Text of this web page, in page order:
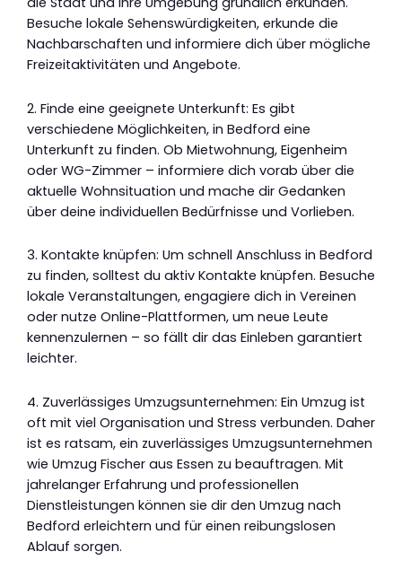
Besuche lokale Sehenswürdigkeiten, erkunde die
Nachbarschaften und informiere dich über mögliche
Freizeitaktivitäten und Angebote.
2. Finde eine geeignete Unterkunft: Es gibt
verschiedene Möglichkeiten, in Bedford eine
Unterkunft zu finden. Ob Mietwohnung, Eigenheim
oder WG-Zimmer – informiere dich vorab über die
aktuelle Wohnsituation und mache dir Gedanken
über deine individuellen Bedürfnisse und Vorlieben.
3. Kontakte knüpfen: Um schnell Anschluss in Bedford
zu finden, solltest du aktiv Kontakte knüpfen. Besuche
lokale Veranstaltungen, engagiere dich in Vereinen
oder nutze Online-Plattformen, um neue Leute
kennenzulernen – so fällt dir das Einleben garantiert
leichter.
4. Zuverlässiges Umzugsunternehmen: Ein Umzug ist
oft mit viel Organisation und Stress verbunden. Daher
ist es ratsam, ein zuverlässiges Umzugsunternehmen
wie Umzug Fischer aus Essen zu beauftragen. Mit
jahrelanger Erfahrung und professionellen
Dienstleistungen können sie dir den Umzug nach
Bedford erleichtern und für einen reibungslosen
Ablauf sorgen.